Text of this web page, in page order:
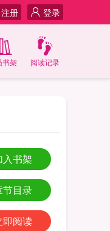
登录
注册
阅读记录
书架
入书架
节目录
即阅读